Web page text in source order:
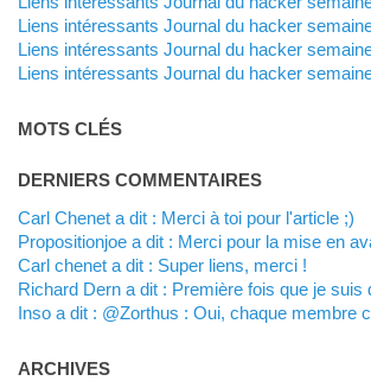
Liens intéressants Journal du hacker
Liens intéressants Journal du hacker
Liens intéressants Journal du hacker
MOTS CLÉS
DERNIERS COMMENTAIRES
Carl Chenet a dit : Merci à toi pour l'article ;)
propositionjoe a dit : Merci pour la mise en
Carl chenet a dit : Super liens, merci !
Richard Dern a dit : Première fois que je suis
inso a dit : @Zorthus : Oui, chaque membre
ARCHIVES